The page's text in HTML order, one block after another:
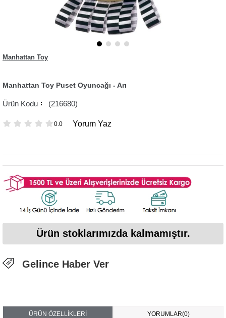
Manhattan Toy
Manhattan Toy Puset Oyuncağı - Arı
(216680)
0.0 Yorum Yaz
Ürün stoklarımızda kalmamıştır.
Gelince Haber Ver
ÜRÜN ÖZELLIKLERI YORUMLAR(0)